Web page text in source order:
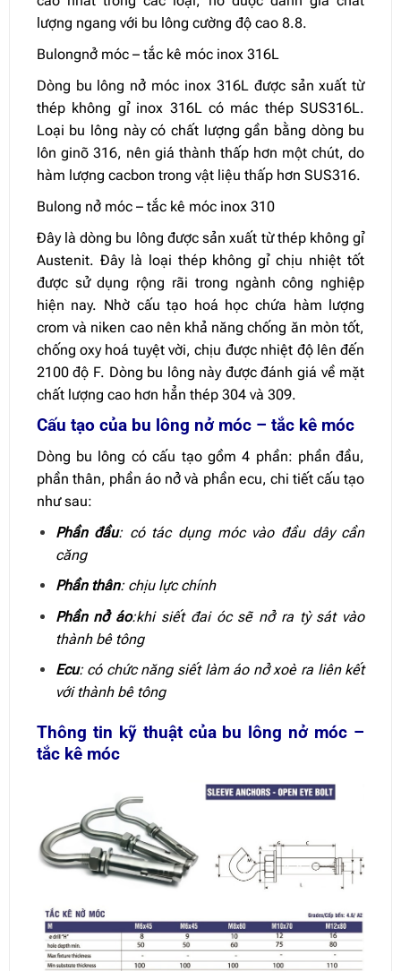
lượng ngang với bu lông cường độ cao 8.8.
Bulongnở móc – tắc kê móc inox 316L
Dòng bu lông nở móc inox 316L được sản xuất từ
thép không gỉ inox 316L có mác thép SUS316L.
Loại bu lông này có chất lượng gần bằng dòng bu
lôn ginõ 316, nên giá thành thấp hơn một chút, do
hàm lượng cacbon trong vật liệu thấp hơn SUS316.
Bulong nở móc – tắc kê móc inox 310
Đây là dòng bu lông được sản xuất từ thép không gỉ
Austenit. Đây là loại thép không gỉ chịu nhiệt tốt
được sử dụng rộng rãi trong ngành công nghiệp
hiện nay. Nhờ cấu tạo hoá học chứa hàm lượng
crom và niken cao nên khả năng chống ăn mòn tốt,
chống oxy hoá tuyệt vời, chịu được nhiệt độ lên đến
2100 độ F. Dòng bu lông này được đánh giá về mặt
chất lượng cao hơn hẳn thép 304 và 309.
Cấu tạo của bu lông nở móc – tắc kê móc
Dòng bu lông có cấu tạo gồm 4 phần: phần đầu,
phần thân, phần áo nở và phần ecu, chi tiết cấu tạo
như sau:
Phần đầu: có tác dụng móc vào đầu dây cần
căng
Phần thân: chịu lực chính
Phần nở áo:khi siết đai óc sẽ nở ra tỳ sát vào
thành bê tông
Ecu: có chức năng siết làm áo nở xoè ra liên kết
với thành bê tông
Thông tin kỹ thuật của bu lông nở móc –
tắc kê móc